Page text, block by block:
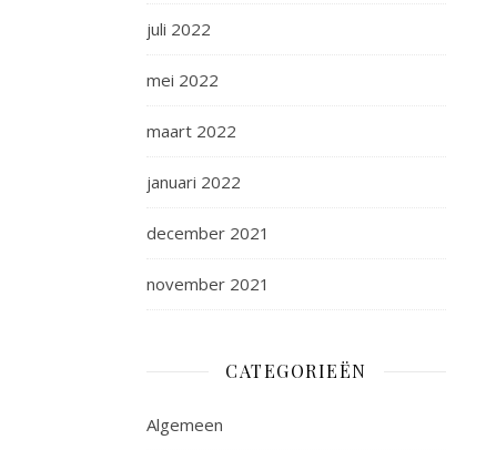
juli 2022
mei 2022
maart 2022
januari 2022
december 2021
november 2021
CATEGORIEËN
Algemeen